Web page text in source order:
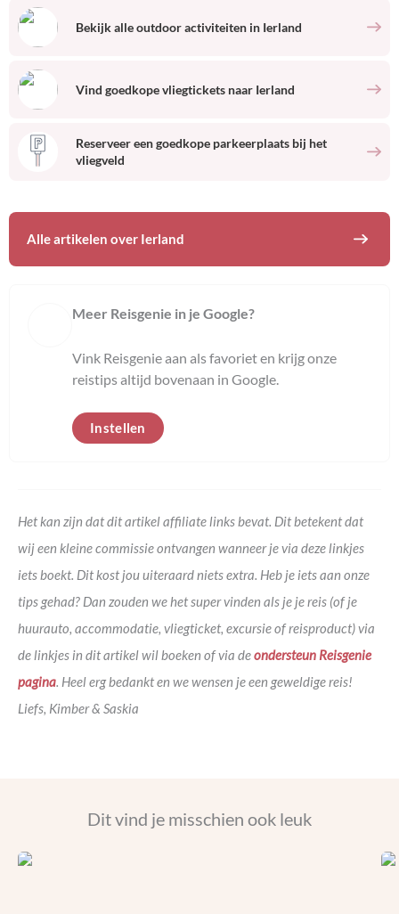
Bekijk alle outdoor activiteiten in Ierland
Vind goedkope vliegtickets naar Ierland
Reserveer een goedkope parkeerplaats bij het
vliegveld
Alle artikelen over Ierland
Meer Reisgenie in je Google?
Vink Reisgenie aan als favoriet en krijg onze
reistips altijd bovenaan in Google.
Instellen
Het kan zijn dat dit artikel affiliate links bevat. Dit betekent dat
wij een kleine commissie ontvangen wanneer je via deze linkjes
iets boekt. Dit kost jou uiteraard niets extra. Heb je iets aan onze
tips gehad? Dan zouden we het super vinden als je je reis (of je
huurauto, accommodatie, vliegticket, excursie of reisproduct) via
de linkjes in dit artikel wil boeken of via deondersteun Reisgenie
pagina. Heel erg bedankt en we wensen je een geweldige reis!
Liefs, Kimber & Saskia
Dit vind je misschien ook leuk